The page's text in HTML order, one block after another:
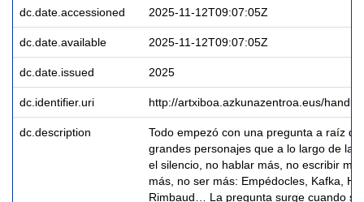
dc.date.accessioned 2025-11-12T09:07:05Z
dc.date.available 2025-11-12T09:07:05Z
dc.date.issued 2025
dc.identifier.uri http://artxiboa.azkunazentroa.eus/
dc.description
Todo empezó con una pregunta a raíz
grandes personajes que a lo largo de la
el silencio, no hablar más, no escribir
más, no ser más: Empédocles, Kafka,
Rimbaud… La pregunta surge cuando